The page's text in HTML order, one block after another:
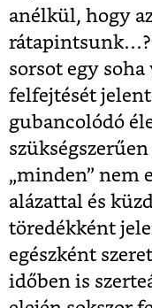
anélkül, hogy
sorsot egy
felfejtését
gubancolódó
„minden” nem
alázattal és
töredékként
egészként
időben is